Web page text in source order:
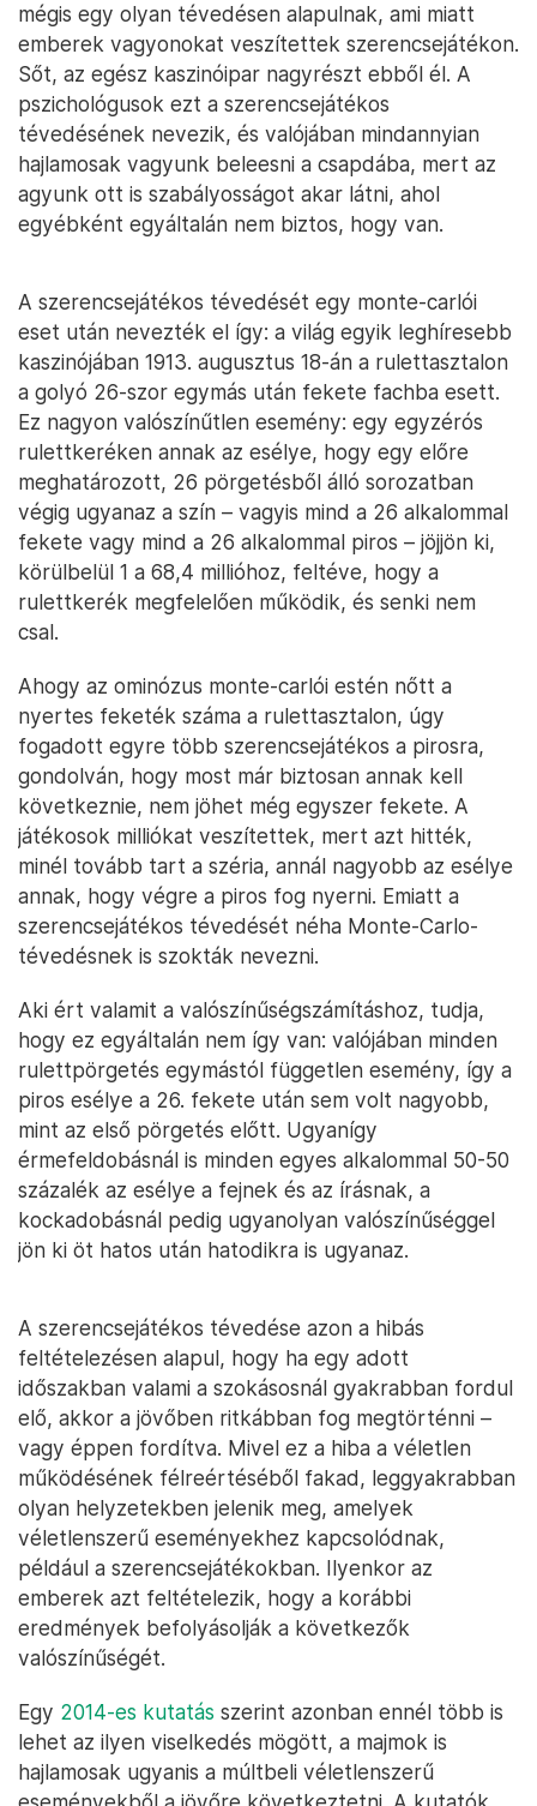
mégis egy olyan tévedésen alapulnak, ami miatt
emberek vagyonokat veszítettek szerencsejátékon.
Sőt, az egész kaszinóipar nagyrészt ebből él. A
pszichológusok ezt a szerencsejátékos
tévedésének nevezik, és valójában mindannyian
hajlamosak vagyunk beleesni a csapdába, mert az
agyunk ott is szabályosságot akar látni, ahol
egyébként egyáltalán nem biztos, hogy van.
A szerencsejátékos tévedését egy monte-carlói
eset után nevezték el így: a világ egyik leghíresebb
kaszinójában 1913. augusztus 18-án a rulettasztalon
a golyó 26-szor egymás után fekete fachba esett.
Ez nagyon valószínűtlen esemény: egy egyzérós
rulettkeréken annak az esélye, hogy egy előre
meghatározott, 26 pörgetésből álló sorozatban
végig ugyanaz a szín – vagyis mind a 26 alkalommal
fekete vagy mind a 26 alkalommal piros – jöjjön ki,
körülbelül 1 a 68,4 millióhoz, feltéve, hogy a
rulettkerék megfelelően működik, és senki nem
csal.
Ahogy az ominózus monte-carlói estén nőtt a
nyertes feketék száma a rulettasztalon, úgy
fogadott egyre több szerencsejátékos a pirosra,
gondolván, hogy most már biztosan annak kell
következnie, nem jöhet még egyszer fekete. A
játékosok milliókat veszítettek, mert azt hitték,
minél tovább tart a széria, annál nagyobb az esélye
annak, hogy végre a piros fog nyerni. Emiatt a
szerencsejátékos tévedését néha Monte-Carlo-
tévedésnek is szokták nevezni.
Aki ért valamit a valószínűségszámításhoz, tudja,
hogy ez egyáltalán nem így van: valójában minden
rulettpörgetés egymástól független esemény, így a
piros esélye a 26. fekete után sem volt nagyobb,
mint az első pörgetés előtt. Ugyanígy
érmefeldobásnál is minden egyes alkalommal 50-50
százalék az esélye a fejnek és az írásnak, a
kockadobásnál pedig ugyanolyan valószínűséggel
jön ki öt hatos után hatodikra is ugyanaz.
A szerencsejátékos tévedése azon a hibás
feltételezésen alapul, hogy ha egy adott
időszakban valami a szokásosnál gyakrabban fordul
elő, akkor a jövőben ritkábban fog megtörténni –
vagy éppen fordítva. Mivel ez a hiba a véletlen
működésének félreértéséből fakad, leggyakrabban
olyan helyzetekben jelenik meg, amelyek
véletlenszerű eseményekhez kapcsolódnak,
például a szerencsejátékokban. Ilyenkor az
emberek azt feltételezik, hogy a korábbi
eredmények befolyásolják a következők
valószínűségét.
Egy 2014-es kutatás szerint azonban ennél több is
lehet az ilyen viselkedés mögött, a majmok is
hajlamosak ugyanis a múltbeli véletlenszerű